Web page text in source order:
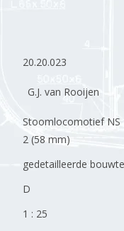
20.20.023
G.J. van Rooijen
Stoomlocomotief NS
2 (58 mm)
gedetailleerde
D
1 : 25